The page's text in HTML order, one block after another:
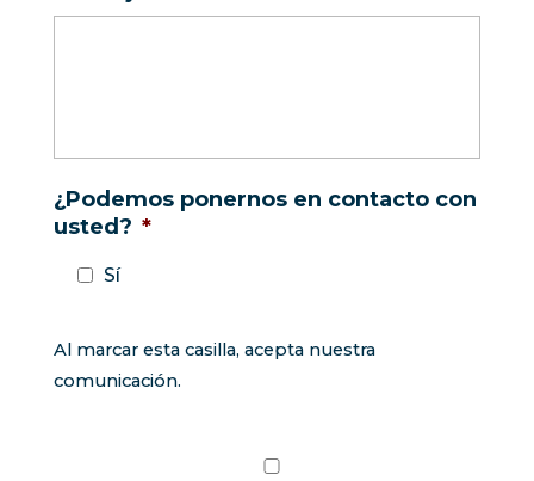
¿Podemos ponernos en contacto con
usted? *
Sí
Al marcar esta casilla, acepta nuestra
comunicación.
I agree to the HIPAA Privacy Statement